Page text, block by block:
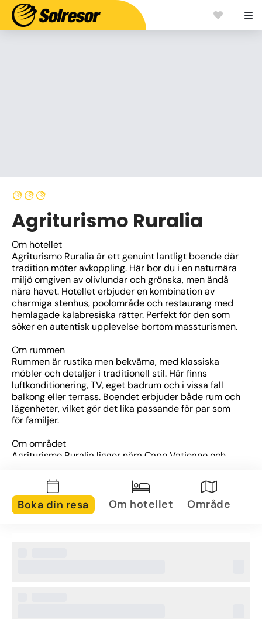
Agriturismo Ruralia
Om hotellet
Agriturismo Ruralia är ett genuint lantligt boende där
tradition möter avkoppling. Här bor du i en naturnära
miljö omgiven av olivlundar och grönska, men ändå
nära havet. Hotellet erbjuder en kombination av
charmiga stenhus, poolområde och restaurang med
hemlagade kalabresiska rätter. Perfekt för den som
söker en autentisk upplevelse bortom massturismen.
Om rummen
Rummen är rustika men bekväma, med klassiska
möbler och detaljer i traditionell stil. Här finns
luftkonditionering, TV, eget badrum och i vissa fall
balkong eller terrass. Boendet erbjuder både rum och
lägenheter, vilket gör det lika passande för par som
för familjer.
Om området
Agriturismo Ruralia ligger nära Capo Vaticano och
– känd för sina vackra stränder och charmiga gamla
stadskärna. Området är idealiskt för den som vill
kombinera sol och bad med vandring, kultur och
smakrika matupplevelser.
Boka din resa Om hotellet Område